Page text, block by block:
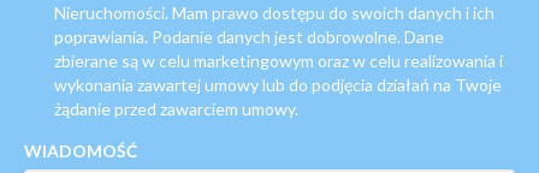
Nieruchomości. Mam prawo dostępu do swoich danych i ich
poprawiania. Podanie danych jest dobrowolne. Dane
zbierane są w celu marketingowym oraz w celu realizowania i
wykonania zawartej umowy lub do podjęcia działań na Twoje
żądanie przed zawarciem umowy.
WIADOMOŚĆ